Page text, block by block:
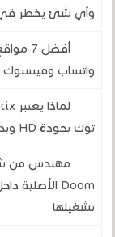
وأي شئ يخطر في
واتساب وفيسبوك
توك بجودة HD وبدون علامة مائية؟
مهندس من
تشغيلها